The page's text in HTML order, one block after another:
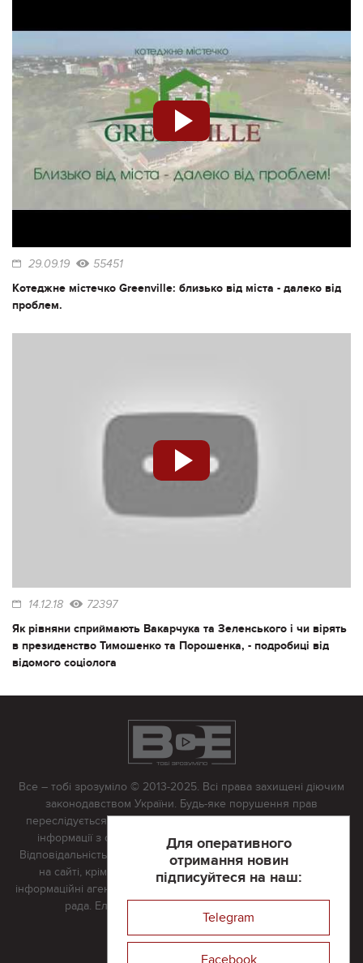
29.09.19 55451
Котеджне містечко Greenville: близько від міста - далеко від
проблем.
14.12.18 72397
Як рівняни сприймають Вакарчука та Зеленського і чи вірять
в президенство Тимошенко та Порошенка, - подробиці від
відомого соціолога
Для оперативного
отримання новин
підписуйтеся на наш:
Telegram
Facebook
Все – тобі зрозуміло © 2013-2025. Всі права захищені діючим
законодавством України. Будь-яке порушення прав
переслідується в судовому порядку. Будь-яке відтворення
інформації з сайту тільки з письмово дозволу редакції.
Відповідальність за достовірність усіх матеріалів, розміщених
на сайті, крім матеріалів, які містять посилання на інші
інформаційні агентства або інтернет-видання, несе редакційна
рада. Електронна пошта:
Реклама на сайті